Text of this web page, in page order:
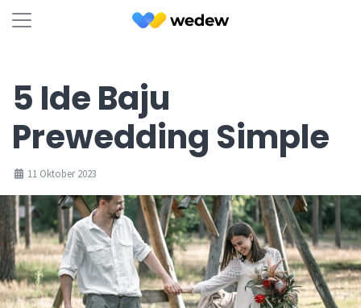
5 Ide Baju
Prewedding Simple
11 Oktober 2023